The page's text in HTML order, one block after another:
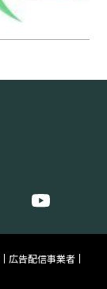
広告配信事業者